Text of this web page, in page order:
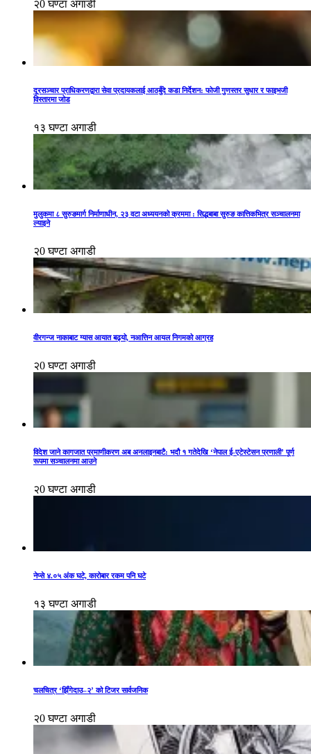
२0 घण्टा अगाडी
दूरसञ्चार प्राधिकरणद्वारा सेवा प्रदायकलाई आठबुँदे कडा निर्देशन: फोजी गुणस्तर सुधार र फाइभजी
विस्तारमा जोड
१३ घण्टा अगाडी
मुलुकमा ८ सुरुङमार्ग निर्माणाधीन, २३ वटा अध्ययनको क्रममा : सिद्धबाबा सुरुङ कात्तिकभित्र सञ्चालनमा
ल्याइने
२0 घण्टा अगाडी
वीरगन्ज नाकाबाट ग्यास आयात बढ्यो, नआत्तिन आयल निगमको आग्रह
२0 घण्टा अगाडी
विदेश जाने कागजात प्रमाणीकरण अब अनलाइनबाटै: भदौ १ गतेदेखि ‘नेपाल ई-एटेस्टेसन प्रणाली’ पूर्ण
रूपमा सञ्चालनमा आउने
२0 घण्टा अगाडी
नेप्से ४.०५ अंक घटे, कारोबार रकम पनि घटे
१३ घण्टा अगाडी
चलचित्र ‘झिँगेदाउ–२’ को टिजर सार्वजनिक
२0 घण्टा अगाडी